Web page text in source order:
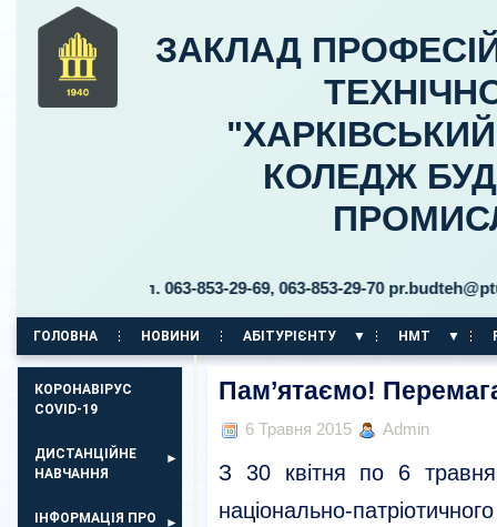
ЗАКЛАД
КОЛЕДЖ
30 тел. 063-853-29-69, 063-853-29-70
ГОЛОВНА НОВИНИ АБІТУРІЄНТУ НМТ
КОРОНАВІРУС
COVID-19
ДИСТАНЦІЙНЕ
НАВЧАННЯ
ІНФОРМАЦІЯ ПРО
Пам’ятаємо!
6 Травня 2015 Admin
З 30 квітня по 6
національно-